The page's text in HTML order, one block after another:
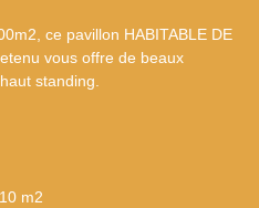
ce pavillon HABITABLE DE
vous offre de beaux
standing.
m2